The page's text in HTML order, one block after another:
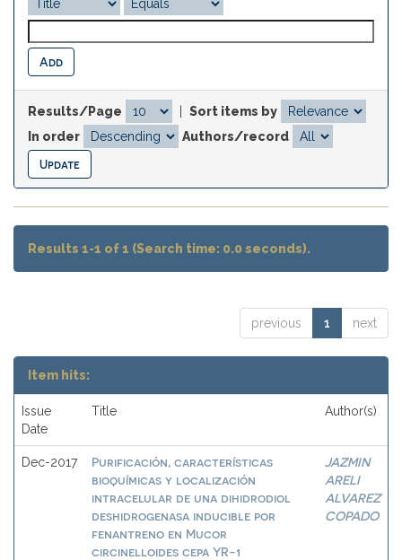
Results/Page
Sort items by
In order
Authors/record
Results 1-1 of 1 (Search time: 0.0 seconds).
previous 1 next
Item hits:
Issue
Date
Title Author(s)
Dec-2017
Purificación, características
bioquímicas y localización
intracelular de una dihidrodiol
deshidrogenasa inducible por
fenantreno en Mucor
circinelloides cepa YR-1
JAZMIN
ARELI
ALVAREZ
COPADO